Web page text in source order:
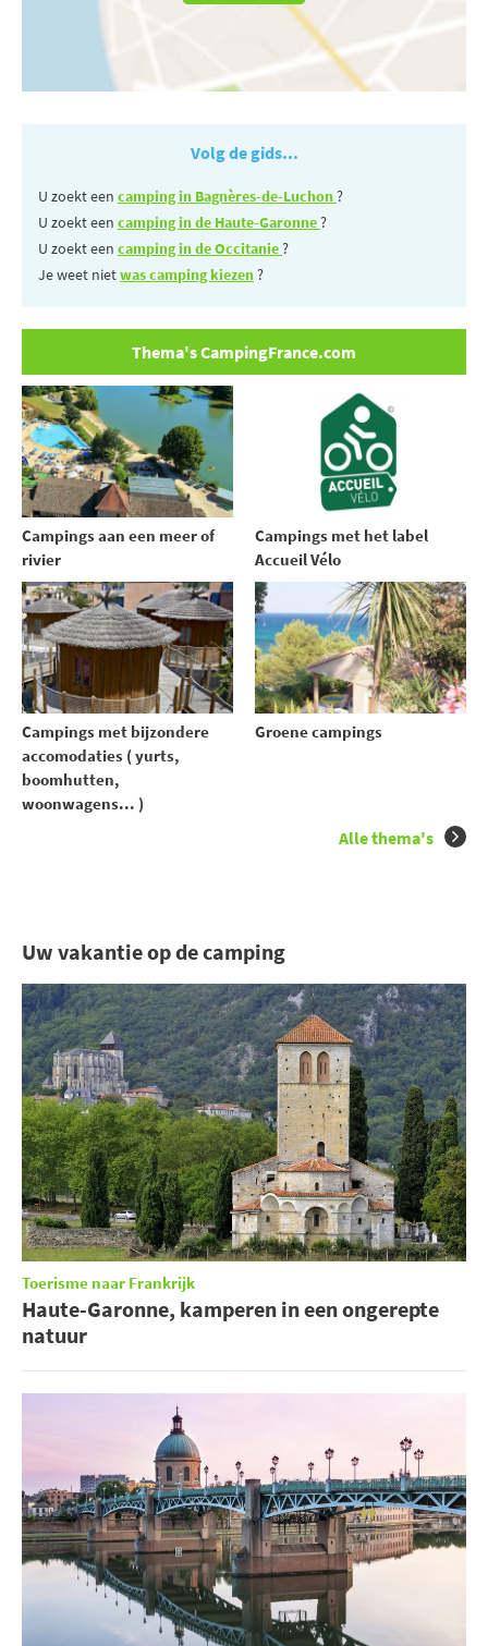
Volg de gids...
U zoekt een camping in Bagnères-de-Luchon?
U zoekt een camping in de Haute-Garonne?
U zoekt een camping in de Occitanie?
Je weet nietwas camping kiezen?
Thema's CampingFrance.com
Campings aan een meer of
rivier
Campings met het label
Accueil Vélo
Campings met bijzondere
accomodaties ( yurts,
boomhutten,
woonwagens... )
Groene campings
Alle thema's
Uw vakantie op de camping
Toerisme naar Frankrijk
Haute-Garonne, kamperen in een ongerepte
natuur